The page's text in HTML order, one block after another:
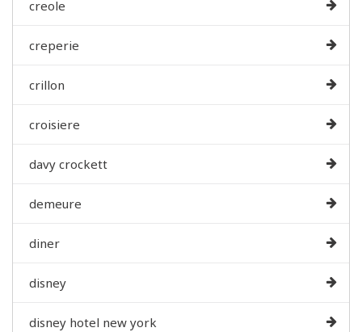
creole
creperie
crillon
croisiere
davy crockett
demeure
diner
disney
disney hotel new york